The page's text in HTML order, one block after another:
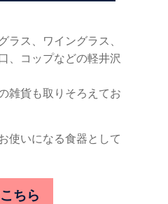
ラス、ワイングラス、
、コップなどの軽井沢
雑貨も取りそろえてお
使いになる食器として
ちら